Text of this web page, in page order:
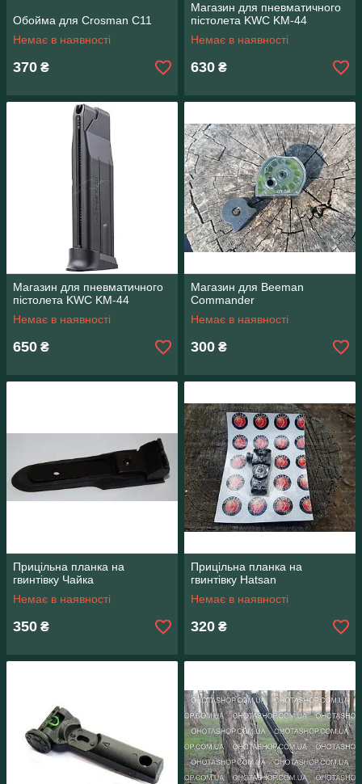
Обойма для Crosman C11
Немає в наявності
370 ₴
Магазин для пневматичного
пістолета KWC KM-44
Немає в наявності
630 ₴
Магазин для пневматичного
пістолета KWC KM-44
Немає в наявності
650 ₴
Магазин для Beeman
Commander
Немає в наявності
300 ₴
Прицільна планка на
гвинтівку Чайка
Немає в наявності
350 ₴
Прицільна планка на
гвинтівку Hatsan
Немає в наявності
320 ₴